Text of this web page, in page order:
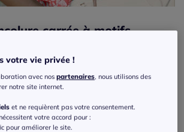
carrée à motifs
4.5 /5-
écru à motifs
:
votre vie privée !
avec nospartenaires , nous utilisons des
notre site internet.
et ne requièrent pas votre consentement.
votre accord pour :
pour améliorer le site.